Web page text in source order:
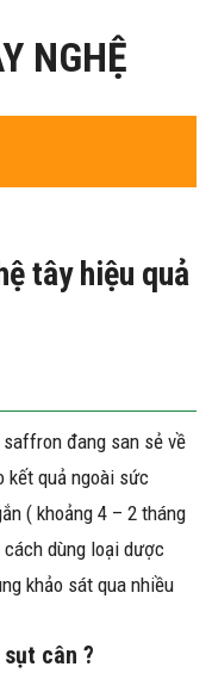
NGHỆ
tây hiệu quả
đang san sẻ về
kết quả ngoài sức
( khoảng 4 – 2 tháng
dùng loại dược
khảo sát qua nhiều
cân ?